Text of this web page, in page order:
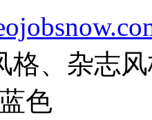
格、杂志
色